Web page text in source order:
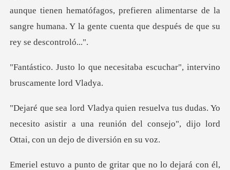
aunque tienen hema
ecesitaba escuchar", interv
s. Yo
necesito asistir a una reunión del consejo",
n él,